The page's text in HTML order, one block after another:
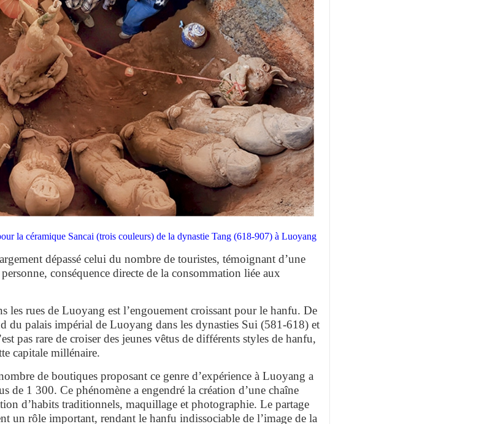
la céramique Sancai (trois couleurs) de la dynastie Tang (618-907) à Luoyang
dépassé celui du nombre de touristes, témoignant d’une
conséquence directe de la consommation liée aux
les rues de Luoyang est l’engouement croissant pour le hanfu. De
du palais impérial de Luoyang dans les dynasties Sui (581-618) et
pas rare de croiser des jeunes vêtus de différents styles de hanfu,
capitale millénaire.
de boutiques proposant ce genre d’expérience à Luoyang a
de 1 300. Ce phénomène a engendré la création d’une chaîne
d’habits traditionnels, maquillage et photographie. Le partage
un rôle important, rendant le hanfu indissociable de l’image de la